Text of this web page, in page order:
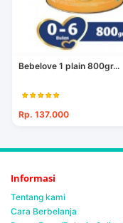
Bebelove 1 plain 800gr...
Rp. 137.000
Informasi
Tentang kami
Cara Berbelanja